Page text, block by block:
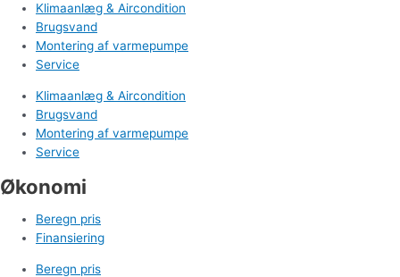
Klimaanlæg & Aircondition
Brugsvand
Montering af varmepumpe
Service
Klimaanlæg & Aircondition
Brugsvand
Montering af varmepumpe
Service
Økonomi
Beregn pris
Finansiering
Beregn pris